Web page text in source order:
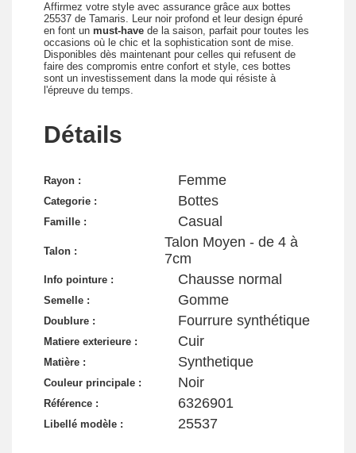
Affirmez votre style avec assurance grâce aux bottes
25537 de Tamaris. Leur noir profond et leur design épuré
en font un must-have de la saison, parfait pour toutes les
occasions où le chic et la sophistication sont de mise.
Disponibles dès maintenant pour celles qui refusent de
faire des compromis entre confort et style, ces bottes
sont un investissement dans la mode qui résiste à
l'épreuve du temps.
Détails
Rayon : Femme
Categorie : Bottes
Famille : Casual
Talon :
Talon Moyen - de 4 à
7cm
Info pointure : Chausse normal
Semelle : Gomme
Doublure : Fourrure synthétique
Matiere exterieure : Cuir
Matière : Synthetique
Couleur principale : Noir
Référence : 6326901
Libellé modèle : 25537